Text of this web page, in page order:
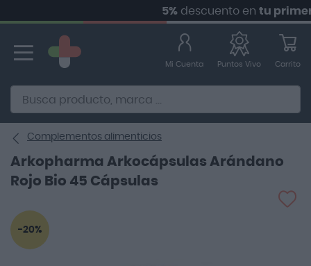
descuento entu primer
contenido
Alternative to Doofinder Ecommerce Search
Mi Cuenta Puntos Vivo Carrito
Complementos alimenticios
Arkopharma Arkocápsulas Arándano
Rojo Bio 45 Cápsulas
-20%
Saltar
final